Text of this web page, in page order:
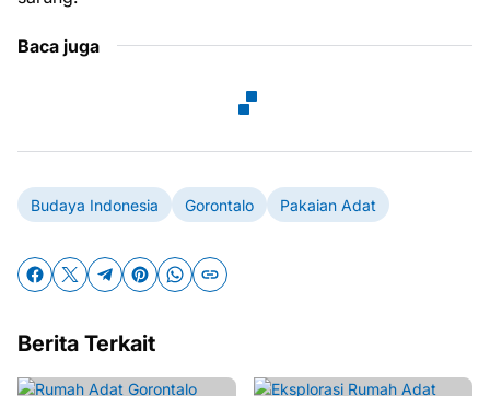
Baca juga
Budaya Indonesia Gorontalo Pakaian Adat
Berita Terkait